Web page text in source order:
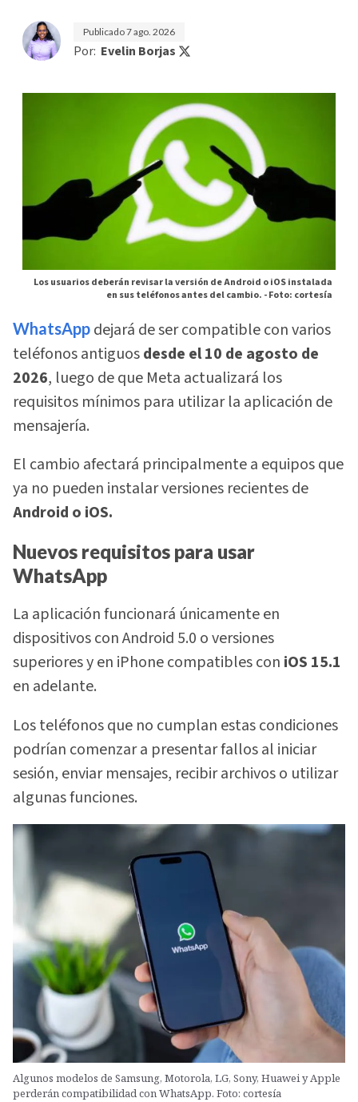
Publicado7 ago. 2026
Por: Evelin Borjas
Los usuarios deberán revisar la versión de Android o iOS instalada
en sus teléfonos antes del cambio. -Foto: cortesía
WhatsApp dejará de ser compatible con varios
teléfonos antiguosdesde el 10 de agosto de
2026, luego de que Meta actualizará los
requisitos mínimos para utilizar la aplicación de
mensajería.
El cambio afectará principalmente a equipos que
ya no pueden instalar versiones recientes de
Android o iOS.
Nuevos requisitos para usar
WhatsApp
La aplicación funcionará únicamente en
dispositivos con Android 5.0 o versiones
superiores y en iPhone compatibles con iOS 15.1
en adelante.
Los teléfonos que no cumplan estas condiciones
podrían comenzar a presentar fallos al iniciar
sesión, enviar mensajes, recibir archivos o utilizar
algunas funciones.
Algunos modelos de Samsung, Motorola, LG, Sony, Huawei y Apple
perderán compatibilidad con WhatsApp. Foto: cortesía